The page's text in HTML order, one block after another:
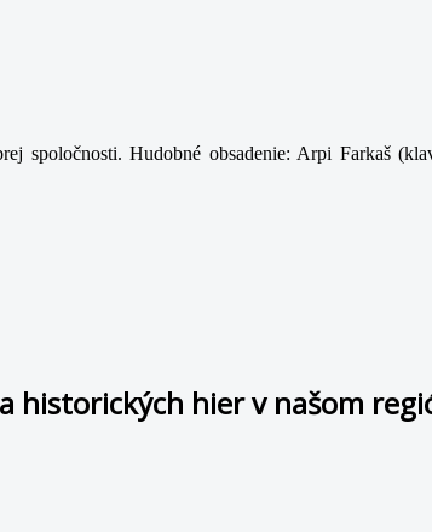
spoločnosti. Hudobné obsadenie: Arpi Farkaš
historických hier v našom